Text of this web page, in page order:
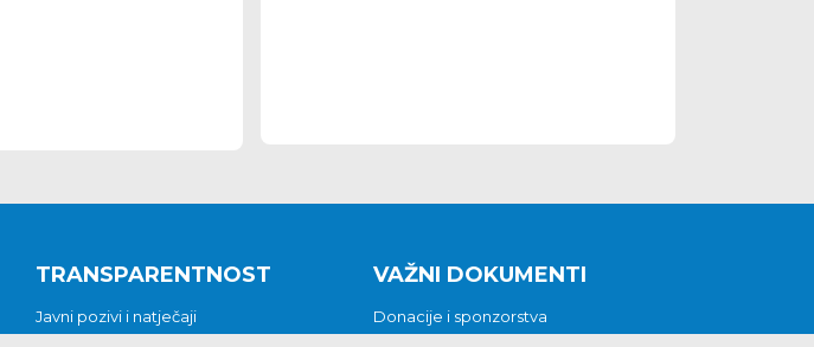
TRANSPARENTNOST
Javni pozivi i natječaji
VAŽNI DOKUMENTI
Donacije i sponzorstva